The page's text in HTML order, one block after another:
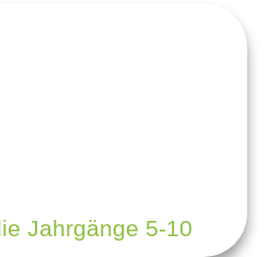
Jahrgänge 5-10